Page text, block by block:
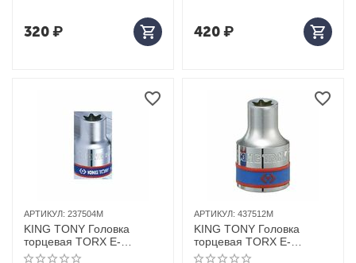
320₽ 420₽
АРТИКУЛ: 237504M
KING TONY Головка
торцевая TORX Е-
стандарт 1/4", E4, L = 24
АРТИКУЛ: 437512M
KING TONY Головка
торцевая TORX Е-
стандарт 1/2", E12, L = 37